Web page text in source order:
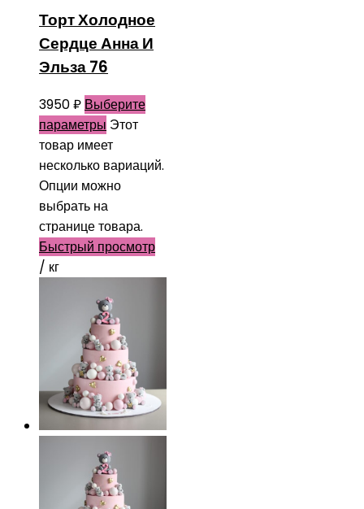
Торт Холодное
Сердце Анна И
Эльза 76
3950₽ Выберите
параметры Этот
товар имеет
несколько вариаций.
Опции можно
выбрать на
странице товара.
Быстрый просмотр
/ кг